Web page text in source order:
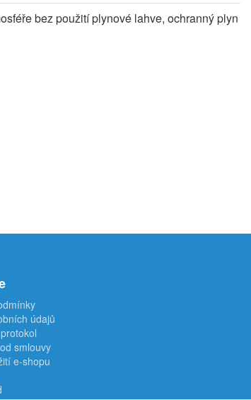
bez použití plynové lahve, ochranný plyn
údajů
smlouvy
e-shopu